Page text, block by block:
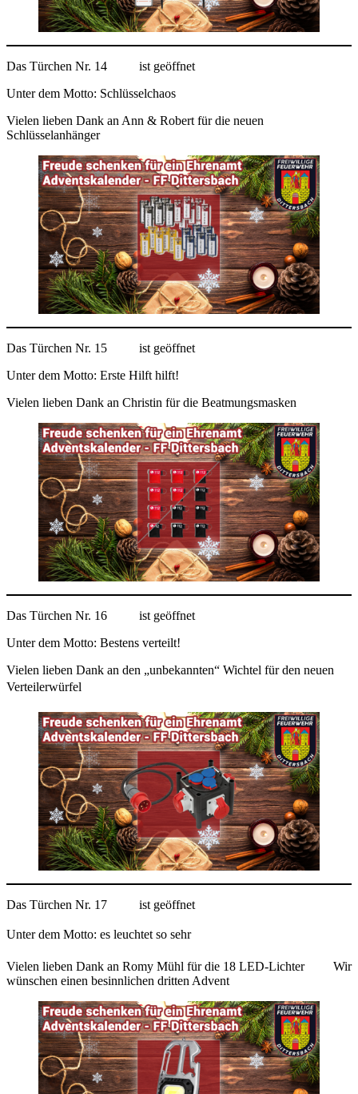
Das Türchen Nr. 14
ist geöffnet
Unter dem Motto: Schlüsselchaos
Vielen lieben Dank an Ann & Robert für die neuen
Schlüsselanhänger
Das Türchen Nr. 15
ist geöffnet
Unter dem Motto: Erste Hilft hilft!
Vielen lieben Dank an Christin für die Beatmungsmasken
Das Türchen Nr. 16
ist geöffnet
Unter dem Motto: Bestens verteilt!
Vielen lieben Dank an den „unbekannten“ Wichtel für den neuen
Verteilerwürfel
Das Türchen Nr. 17 ist geöffnet
Unter dem Motto: es leuchtet so sehr
Vielen lieben Dank an Romy Mühl für die 18 LED-Lichter
Wir
wünschen einen besinnlichen dritten Advent